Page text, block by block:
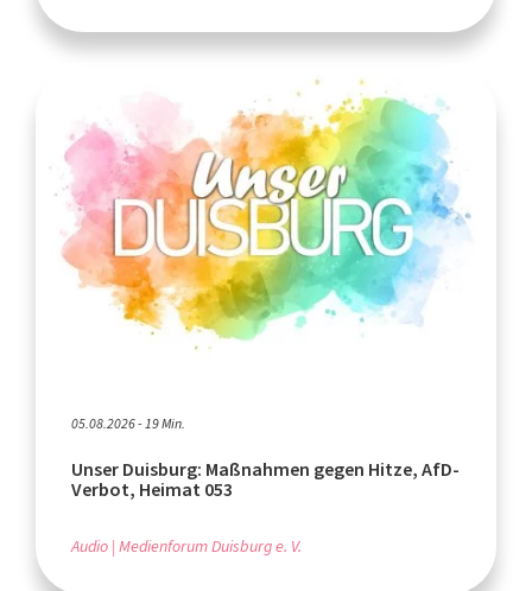
05.08.2026 - 19 Min.
Unser Duisburg: Maßnahmen gegen Hitze, AfD-
Verbot, Heimat 053
Audio Medienforum Duisburg e. V.